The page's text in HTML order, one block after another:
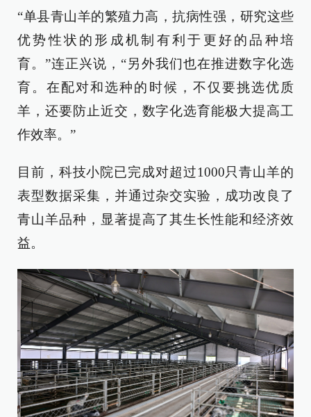
“单县青山羊的繁殖力高，抗病性强，研究这些
优势性状的形成机制有利于更好的品种培
育。”连正兴说，“另外我们也在推进数字化选
育。在配对和选种的时候，不仅要挑选优质
羊，还要防止近交，数字化选育能极大提高工
作效率。”
目前，科技小院已完成对超过1000只青山羊的
表型数据采集，并通过杂交实验，成功改良了
青山羊品种，显著提高了其生长性能和经济效
益。